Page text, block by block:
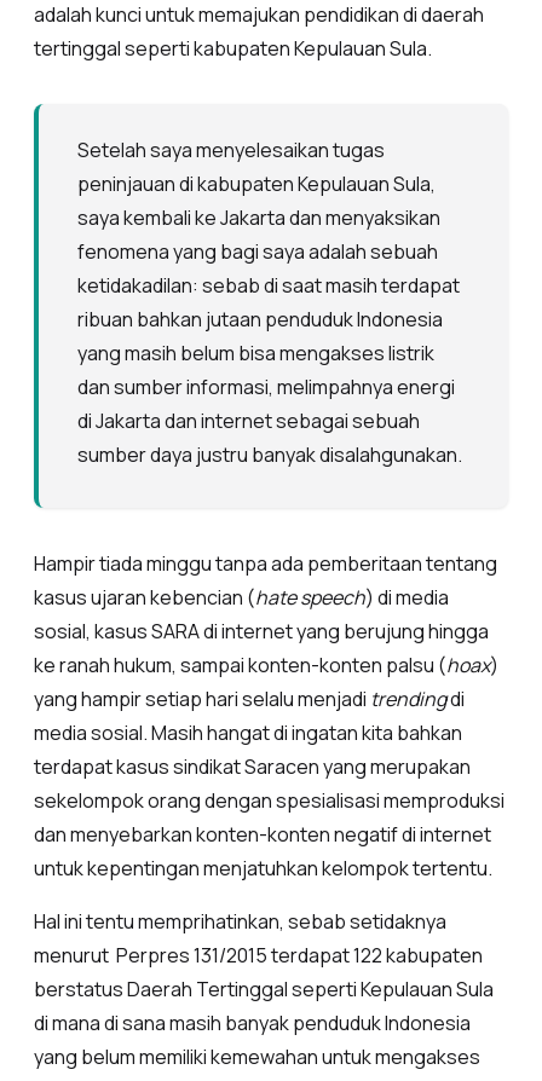
adalah kunci untuk memajukan pendidikan di daerah
tertinggal seperti kabupaten Kepulauan Sula.
Setelah saya menyelesaikan tugas
peninjauan di kabupaten Kepulauan Sula,
saya kembali ke Jakarta dan menyaksikan
fenomena yang bagi saya adalah sebuah
ketidakadilan: sebab di saat masih terdapat
ribuan bahkan jutaan penduduk Indonesia
yang masih belum bisa mengakses listrik
dan sumber informasi, melimpahnya energi
di Jakarta dan internet sebagai sebuah
sumber daya justru banyak disalahgunakan.
Hampir tiada minggu tanpa ada pemberitaan tentang
kasus ujaran kebencian (hate speech) di media
sosial, kasus SARA di internet yang berujung hingga
ke ranah hukum, sampai konten-konten palsu (hoax)
yang hampir setiap hari selalu menjadi trendingdi
media sosial. Masih hangat di ingatan kita bahkan
terdapat kasus sindikat Saracen yang merupakan
sekelompok orang dengan spesialisasi memproduksi
dan menyebarkan konten-konten negatif di internet
untuk kepentingan menjatuhkan kelompok tertentu.
Hal ini tentu memprihatinkan, sebab setidaknya
menurut Perpres 131/2015 terdapat 122 kabupaten
berstatus Daerah Tertinggal seperti Kepulauan Sula
di mana di sana masih banyak penduduk Indonesia
yang belum memiliki kemewahan untuk mengakses